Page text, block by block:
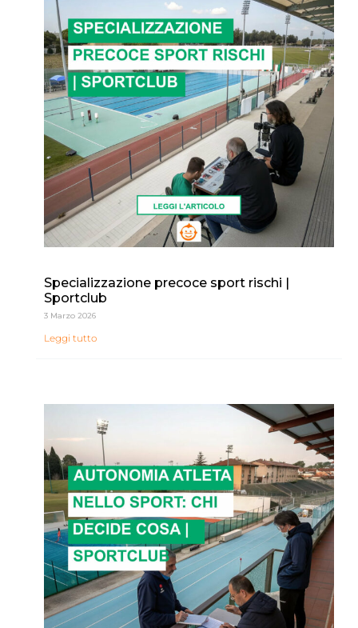
Specializzazione precoce sport rischi |
Sportclub
3 Marzo 2026
Leggi tutto